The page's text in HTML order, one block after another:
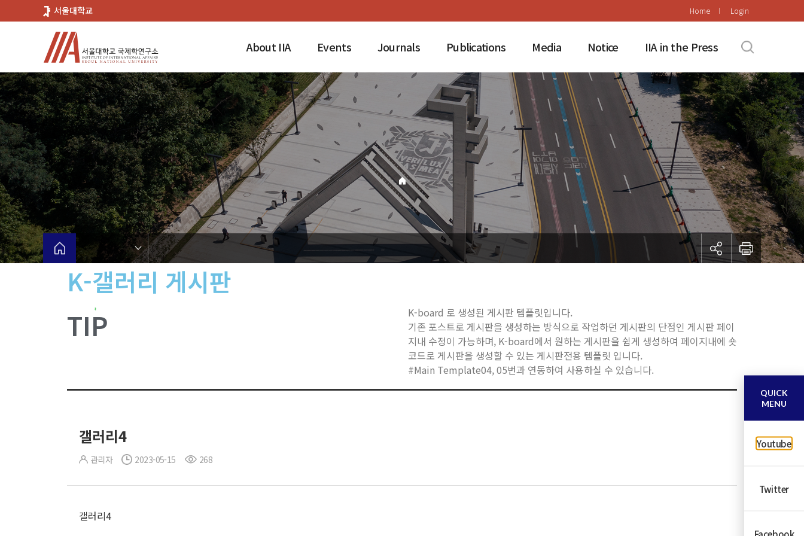
로
뉴
서울대학교 Home Login
About IIA Events Journals Publications Media Notice IIA in the Press
K-갤러리 게시판
TIP
K-board 로 생성된 게시판 템플릿입니다.
기존 포스트로 게시판을 생성하는 방식으로 작업하던 게시판의 단점인 게시판 페이
지내 수정이 가능하며, K-board에서 원하는 게시판을 쉽게 생성하여 페이지내에 숏
코드로 게시판을 생성할 수 있는 게시판전용 템플릿 입니다.
#Main Template04, 05번과 연동하여 사용하실 수 있습니다.
갤러리4
관리자 2023-05-15 268
갤러리4
QUICK
MENU
Youtube
Twitter
Facebook